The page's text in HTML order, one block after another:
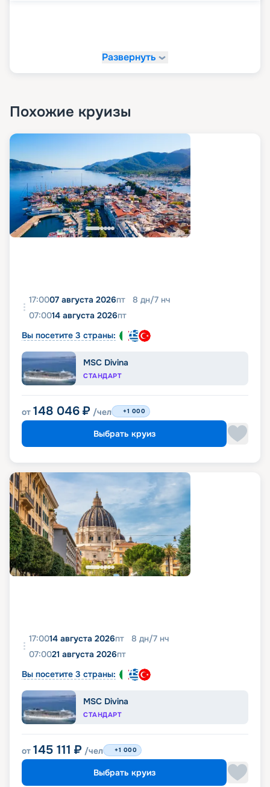
Развернуть
Похожие круизы
17:0007 августа 2026пт 8 дн/7 нч
07:0014 августа 2026пт
Вы посетите 3 страны:
MSC Divina
СТАНДАРТ
от 148 046 ₽ /чел +1 000
Выбрать круиз
17:0014 августа 2026пт 8 дн/7 нч
07:0021 августа 2026пт
Вы посетите 3 страны:
MSC Divina
СТАНДАРТ
от 145 111 ₽ /чел +1 000
Выбрать круиз